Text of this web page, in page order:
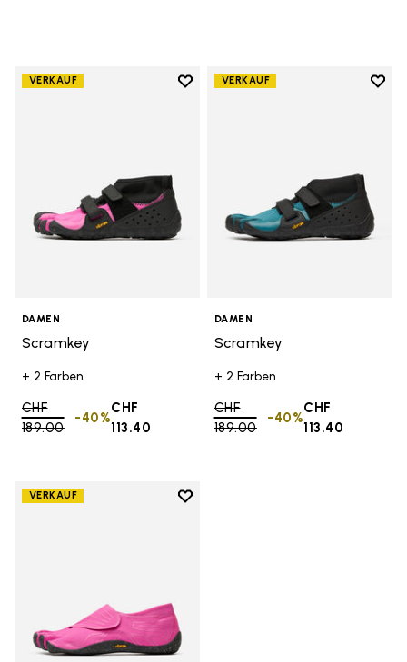
VERKAUF
Add to wishlist
DAMEN
Scramkey
+ 2 Farben
Price reduced from
CHF
189.00to
CHF
113.40
-40%
VERKAUF
Add
DAMEN
Scramkey
+ 2 Farben
Price reduced from
CHF
189.00to
CHF
113.40
-40%
VERKAUF
Add to wishlist